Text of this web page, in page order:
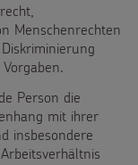
SPENDEN
Menschenrechten
Person die
mit ihrer
insbesondere